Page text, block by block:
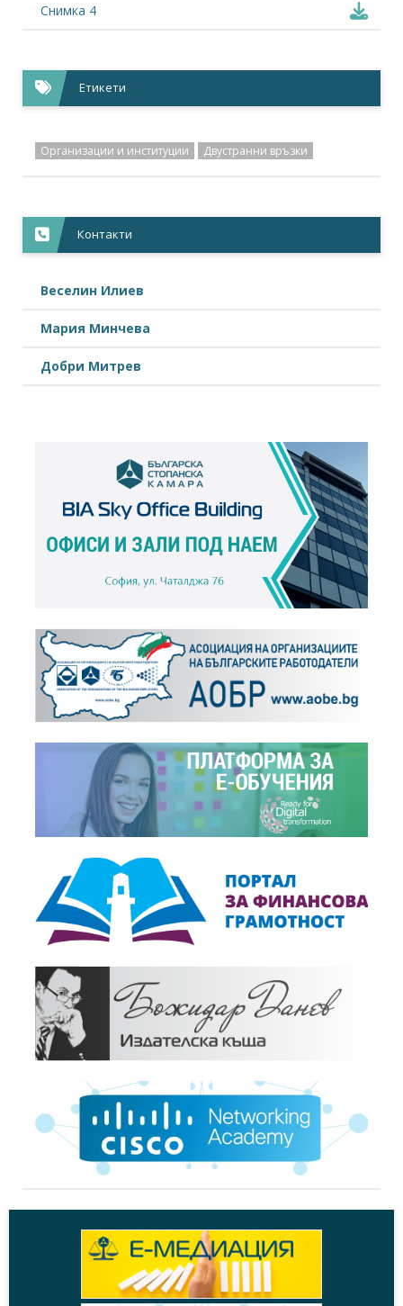
Снимка 4
Етикети
Организации и институции Двустранни връзки
Контакти
Веселин Илиев
Мария Минчева
Добри Митрев